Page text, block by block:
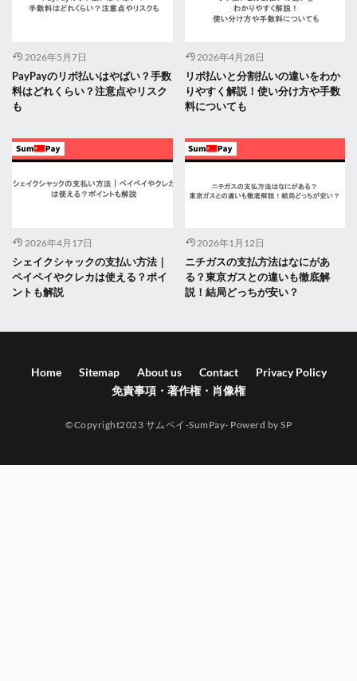
2026年5月7日
PayPayのリボ払いはやばい？手数
料はどれくらい？注意点やリスク
も
2026年4月28日
リボ払いと分割払いの違いをわか
りやすく解説！使い分け方や手数
料についても
2026年4月17日
シェイクシャックの支払い方法｜
ペイペイやクレカは使える？ポイ
ントも解説
2026年1月12日
ニチガスの支払方法はなにがあ
る？東京ガスとの違いも徹底解
説！結局どっちが安い？
Home Sitemap About us Contact
Privacy Policy
免責事項・著作権・肖像権
©Copyright2023 サムペイ-SumPay- Powerd by SP